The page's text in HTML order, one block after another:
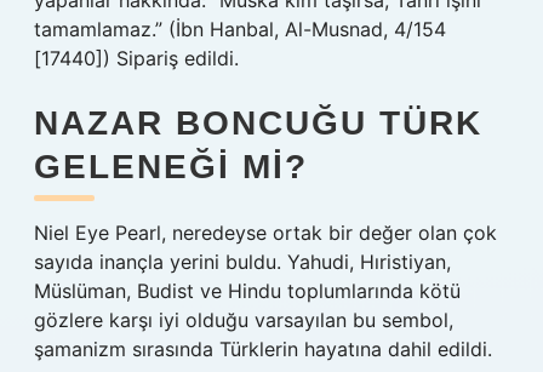
tamamlamaz.” (İbn Hanbal, Al-Musnad, 4/154
[17440]) Sipariş edildi.
NAZAR BONCUĞU TÜRK
GELENEĞI MI?
Niel Eye Pearl, neredeyse ortak bir değer olan çok
sayıda inançla yerini buldu. Yahudi, Hıristiyan,
Müslüman, Budist ve Hindu toplumlarında kötü
gözlere karşı iyi olduğu varsayılan bu sembol,
şamanizm sırasında Türklerin hayatına dahil edildi.